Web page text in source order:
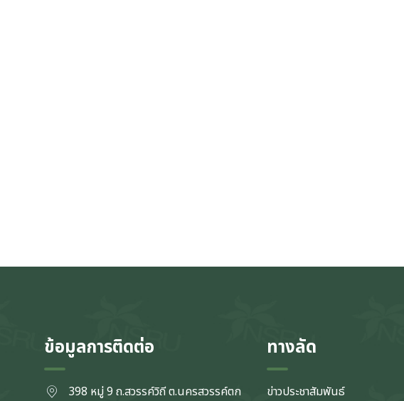
ข้อมูลการติดต่อ
398 หมู่ 9 ถ.สวรรค์วิถี ต.นครสวรรค์ตก
ทางลัด
ข่าวประชาสัมพันธ์